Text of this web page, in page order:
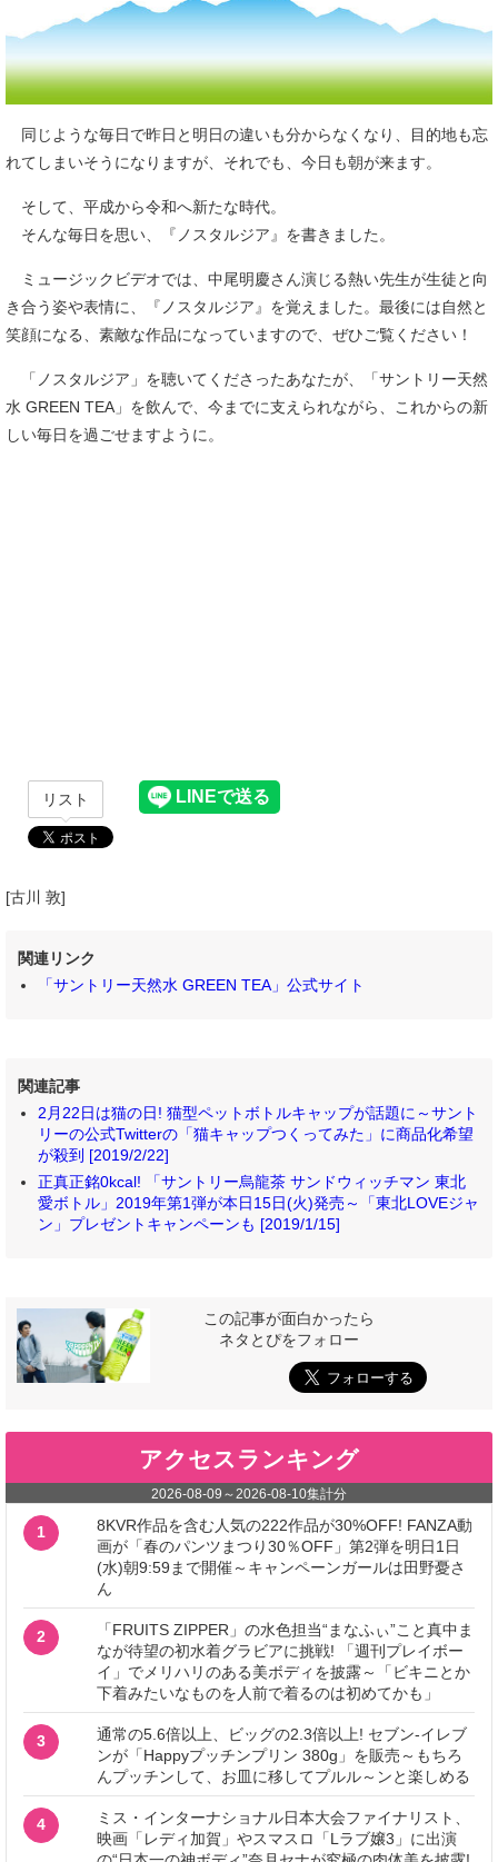
同じような毎日で昨日と明日の違いも分からなくなり、目的地も忘
れてしまいそうになりますが、それでも、今日も朝が来ます。
そして、平成から令和へ新たな時代。
そんな毎日を思い、『ノスタルジア』を書きました。
ミュージックビデオでは、中尾明慶さん演じる熱い先生が生徒と向
き合う姿や表情に、『ノスタルジア』を覚えました。最後には自然と
笑顔になる、素敵な作品になっていますので、ぜひご覧ください！
「ノスタルジア」を聴いてくださったあなたが、「サントリー天然
水 GREEN TEA」を飲んで、今までに支えられながら、これからの新
しい毎日を過ごせますように。
リスト
[古川 敦]
関連リンク
「サントリー天然水 GREEN TEA」公式サイト
関連記事
2月22日は猫の日! 猫型ペットボトルキャップが話題に～サント
リーの公式Twitterの「猫キャップつくってみた」に商品化希望
が殺到 [2019/2/22]
正真正銘0kcal! 「サントリー烏龍茶 サンドウィッチマン 東北
愛ボトル」2019年第1弾が本日15日(火)発売～「東北LOVEジャ
ン」プレゼントキャンペーンも [2019/1/15]
この記事が面白かったら
ネタとぴをフォロー
アクセスランキング
2026-08-09 ～ 2026-08-10集計分
1
8KVR作品を含む人気の222作品が30%OFF! FANZA動
画が「春のパンツまつり30％OFF」第2弾を明日1日
(水)朝9:59まで開催～キャンペーンガールは田野憂さ
ん
2
「FRUITS ZIPPER」の水色担当“まなふぃ”こと真中ま
なが待望の初水着グラビアに挑戦! 「週刊プレイボー
イ」でメリハリのある美ボディを披露～「ビキニとか
下着みたいなものを人前で着るのは初めてかも」
3
通常の5.6倍以上、ビッグの2.3倍以上! セブン‐イレブ
ンが「Happyプッチンプリン 380g」を販売～もちろ
んプッチンして、お皿に移してプルル～ンと楽しめる
4
ミス・インターナショナル日本大会ファイナリスト、
映画「レディ加賀」やスマスロ「Lラブ嬢3」に出演